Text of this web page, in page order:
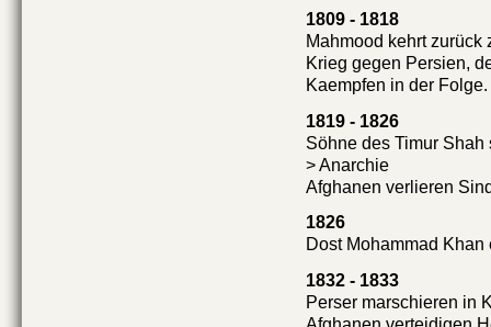
1809 - 1818
Mahmood kehrt zurück
Krieg gegen Persien,
Kaempfen in der Folge.
1819 - 1826
Söhne des Timur Shah
> Anarchie
Afghanen verlieren
1826
Dost Mohammad
1832 - 1833
Perser marschieren in